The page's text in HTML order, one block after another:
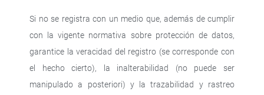
Si no se registra con un medio que, además de cumplir
con la vigente normativa sobre protección de datos,
garantice la veracidad del registro (se corresponde con
el hecho cierto), la inalterabilidad (no puede ser
manipulado a posteriori) y la trazabilidad y rastreo